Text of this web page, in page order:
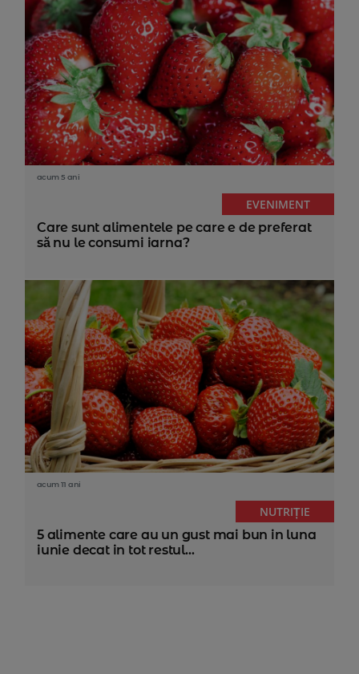
acum 5 ani
EVENIMENT
Care sunt alimentele pe care e de preferat
să nu le consumi iarna?
acum 11 ani
NUTRIȚIE
5 alimente care au un gust mai bun in luna
iunie decat in tot restul...